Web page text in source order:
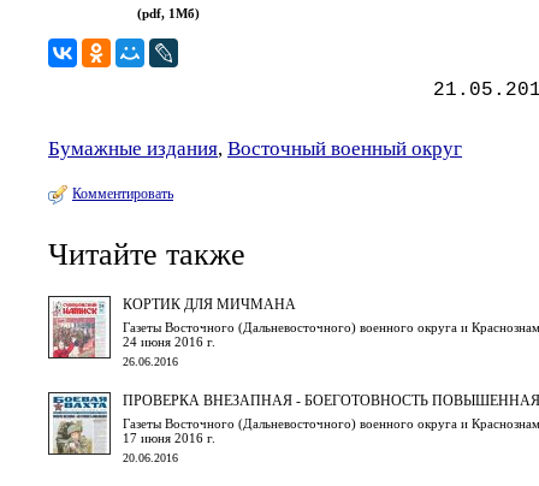
(pdf, 1Мб)
Бумажные издания, Восточный военный округ
Комментировать
Читайте также
КОРТИК ДЛЯ МИЧМАНА
Газеты Восточного (Дальневосточного) военного округа и
24 июня 2016 г.
26.06.2016
ПРОВЕРКА ВНЕЗАПНАЯ - БОЕГОТОВНОСТЬ ПОВЫШЕННАЯ
Газеты Восточного (Дальневосточного) военного округа и
17 июня 2016 г.
20.06.2016